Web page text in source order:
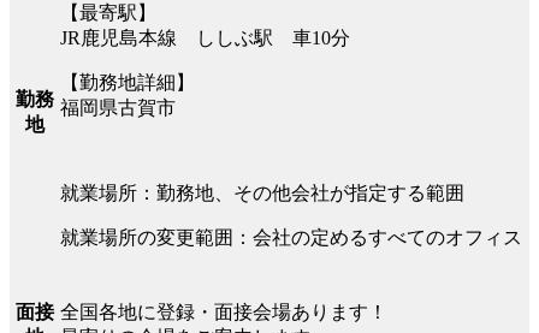
勤務
地
【最寄駅】
JR鹿児島本線 ししぶ駅 車10分
【勤務地詳細】
福岡県古賀市
就業場所：勤務地、その他会社が指定する範囲
就業場所の変更範囲：会社の定めるすべてのオフィス
面接 全国各地に登録・面接会場あります！